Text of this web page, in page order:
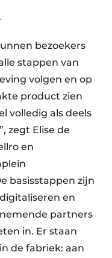
bezoekers
stappen van
volgen en op
product zien
volledig als deels
zegt Elise de
en
basisstappen zijn
en
partners
in. Er staan
de fabriek: aan